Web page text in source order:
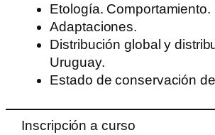
Etología. Comportamiento.
Adaptaciones.
Distribución global y
Uruguay.
Estado de conservación
Inscripción a curso